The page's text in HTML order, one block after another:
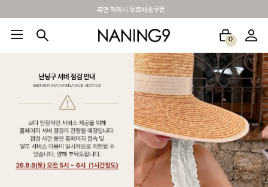
BEST 포토리뷰 - 매주 2명추첨 3만원쿠폰
0
썸머여행룩 아울렛 하객&모임룩